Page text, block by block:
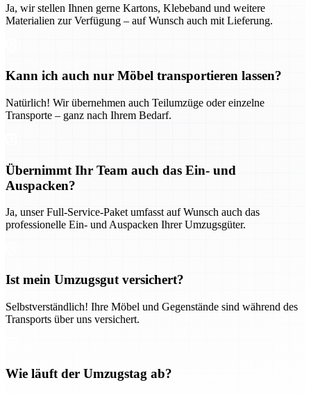
Ja, wir stellen Ihnen gerne Kartons, Klebeband und weitere
Materialien zur Verfügung – auf Wunsch auch mit Lieferung.
Kann ich auch nur Möbel transportieren lassen?
Natürlich! Wir übernehmen auch Teilumzüge oder einzelne
Transporte – ganz nach Ihrem Bedarf.
Übernimmt Ihr Team auch das Ein- und
Auspacken?
Ja, unser Full-Service-Paket umfasst auf Wunsch auch das
professionelle Ein- und Auspacken Ihrer Umzugsgüter.
Ist mein Umzugsgut versichert?
Selbstverständlich! Ihre Möbel und Gegenstände sind während des
Transports über uns versichert.
Wie läuft der Umzugstag ab?